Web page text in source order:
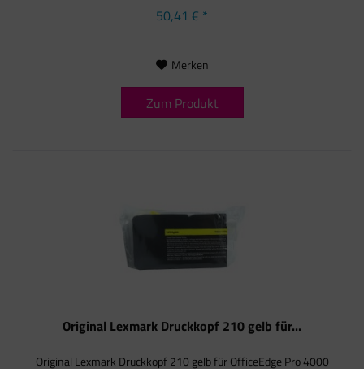
50,41 € *
Merken
Zum Produkt
Original Lexmark Druckkopf 210 gelb für...
Original Lexmark Druckkopf 210 gelb für OfficeEdge Pro 4000